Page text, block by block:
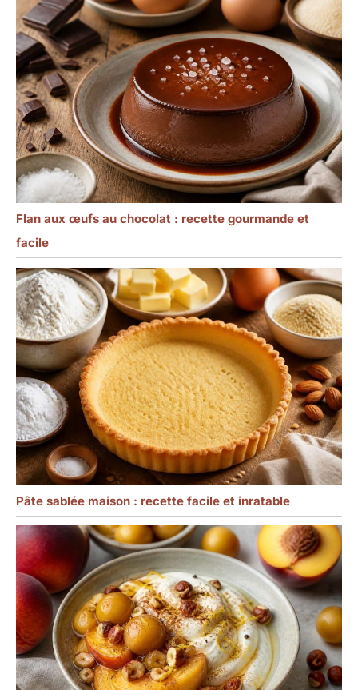
Flan aux œufs au chocolat : recette gourmande et
facile
Pâte sablée maison : recette facile et inratable